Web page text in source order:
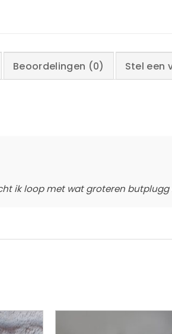
Beoordelingen (0) Stel een
ik loop met wat groteren butplugg